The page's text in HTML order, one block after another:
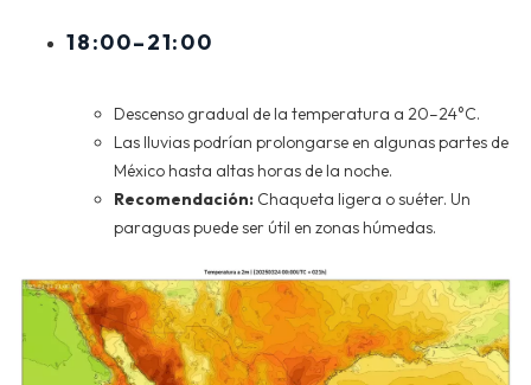
18:00–21:00
Descenso gradual de la temperatura a 20–24°C.
Las lluvias podrían prolongarse en algunas partes de
México hasta altas horas de la noche.
Recomendación: Chaqueta ligera o suéter. Un
paraguas puede ser útil en zonas húmedas.